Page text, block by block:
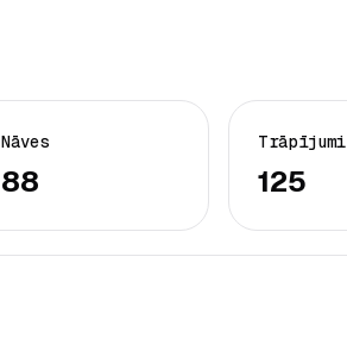
Nāves
88
Trāpījumi
125